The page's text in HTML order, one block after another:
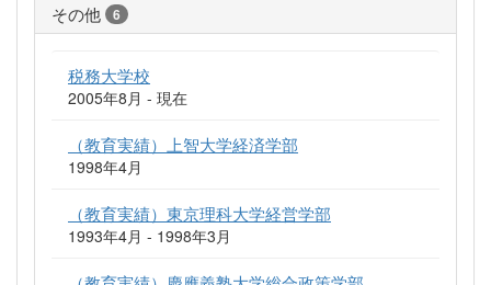
その他 6
税務大学校
2005年8月 - 現在
（教育実績）上智大学経済学部
1998年4月
（教育実績）東京理科大学経営学部
1993年4月 - 1998年3月